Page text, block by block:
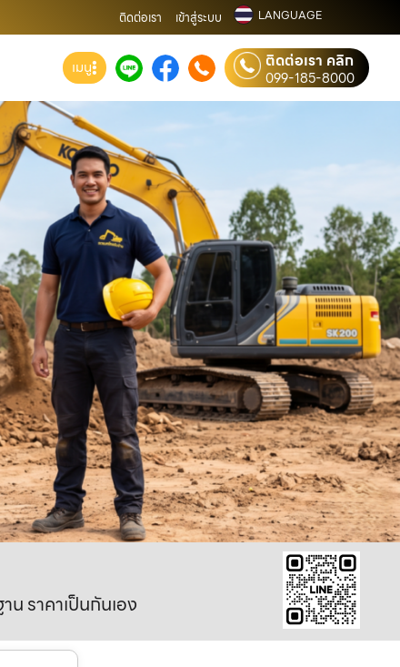
ติดต่อเรา เข้าสู่ระบบ LANGUAGE
เมนู ติดต่อเรา คลิก
099-185-8000
ราคาเป็นกันเอง